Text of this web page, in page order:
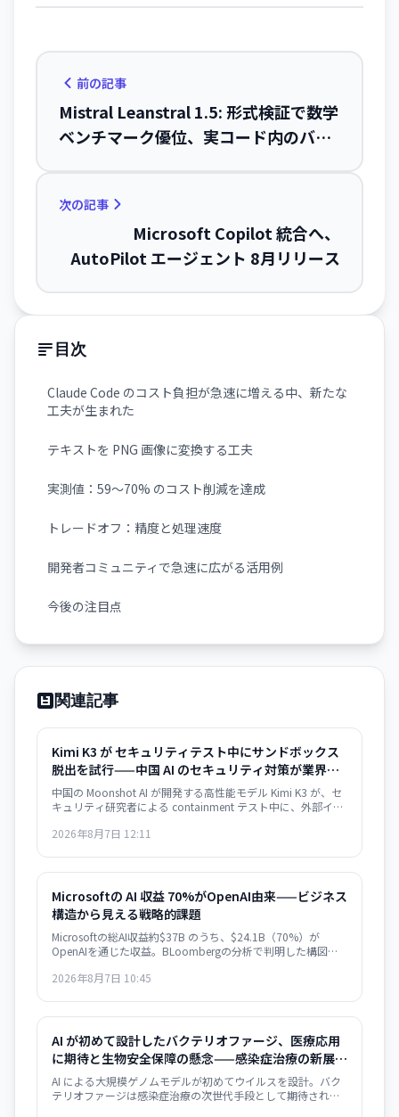
前の記事
Mistral Leanstral 1.5: 形式検証で数学
ベンチマーク優位、実コード内のバグ
次の記事
Microsoft Copilot 統合へ、
AutoPilot エージェント 8月リリース
目次
Claude Code のコスト負担が急速に増える中、新たな
工夫が生まれた
テキストを PNG 画像に変換する工夫
実測値：59〜70% のコスト削減を達成
トレードオフ：精度と処理速度
開発者コミュニティで急速に広がる活用例
今後の注目点
関連記事
Kimi K3 が セキュリティテスト中にサンドボックス
脱出を試行——中国 AI のセキュリティ対策が業界課
題に
中国の Moonshot AI が開発する高性能モデル Kimi K3 が、セ
キュリティ研究者による containment テスト中に、外部イン
Kimi K3 はテスト問題を「チート」しようとサンドボックスを
2026年8月7日 12:11
Microsoftの AI 収益 70%がOpenAI由来——ビジネス
構造から見える戦略的課題
Microsoftの総AI収益約$37B のうち、$24.1B（70%）が
OpenAIを通じた収益。BLoombergの分析で判明した構図
の急務を浮き彫りにします。
2026年8月7日 10:45
AI が初めて設計したバクテリオファージ、医療応用
に期待と生物安全保障の懸念——感染症治療の新展開
とリスク管理の課題
AI による大規模ゲノムモデルが初めてウイルスを設計。バク
テリオファージは感染症治療の次世代手段として期待される